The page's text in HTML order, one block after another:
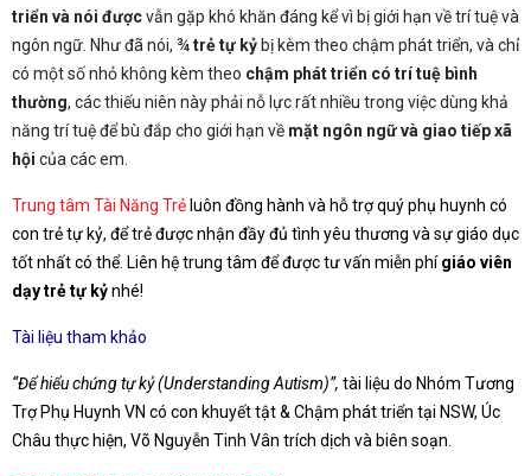
triển và nói đượcvẫn gặp khó khăn đáng kể vì bị giới hạn về trí tuệ và
ngôn ngữ. Như đã nói, ¾trẻ tự kỷ bị kèm theo chậm phát triển, và chỉ
có một số nhỏ không kèm theo chậm phát triển có trí tuệ bình
thường, các thiếu niên này phải nỗ lực rất nhiều trong việc dùng khả
năng trí tuệ để bù đắp cho giới hạn về mặt ngôn ngữ và giao tiếp xã
hội của các em.
Trung tâm Tài Năng Trẻ luôn đồng hành và hỗ trợ quý phụ huynh có
con trẻ tự kỷ, để trẻ được nhận đầy đủ tình yêu thương và sự giáo dục
tốt nhất có thể. Liên hệ trung tâm để được tư vấn miễn phígiáo viên
dạy trẻ tự kỷnhé!
Tài liệu tham khảo
“Để hiểu chứng tự kỷ (Understanding Autism)”, tài liệu do Nhóm Tương
Trợ Phụ Huynh VN có con khuyết tật & Chậm phát triển tại NSW, Úc
Châu thực hiện, Võ Nguyễn Tinh Vân trích dịch và biên soạn.